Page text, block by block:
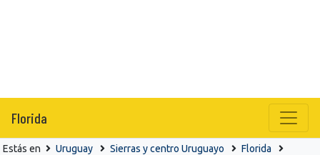
Florida
Estás en Uruguay Sierras y centro Uruguayo
Florida